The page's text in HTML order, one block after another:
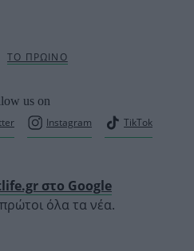
us on
Instagram TikTok
στο Google
όλα τα νέα.